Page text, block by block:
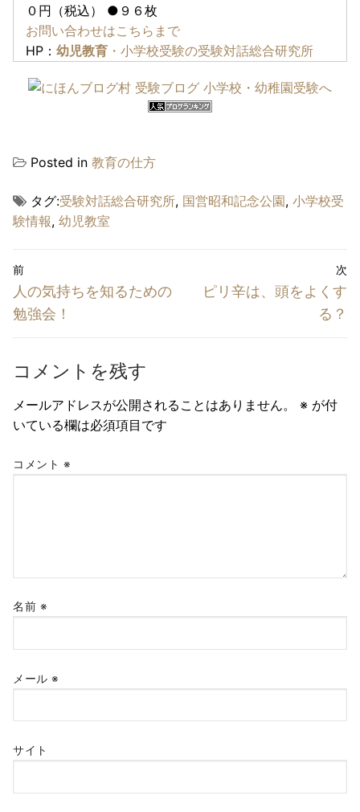
０円（税込） ●９６枚
お問い合わせはこちらまで
HP： 幼児教育 ・小学校受験の受験対話総合研究所
Posted in 教育の仕方
タグ:受験対話総合研究所, 国営昭和記念公園, 小学校受
験情報, 幼児教室
投
稿
ナ
ゲ
ー
シ
ン
前
前
の
人の気持ちを知るための
勉強会！
次
次
ピリ辛は、頭をよくす
る？
コメントを残す
メールアドレスが公開されることはありません。 ※ が付
いている欄は必須項目です
コメント ※
名前 ※
メール ※
サイト